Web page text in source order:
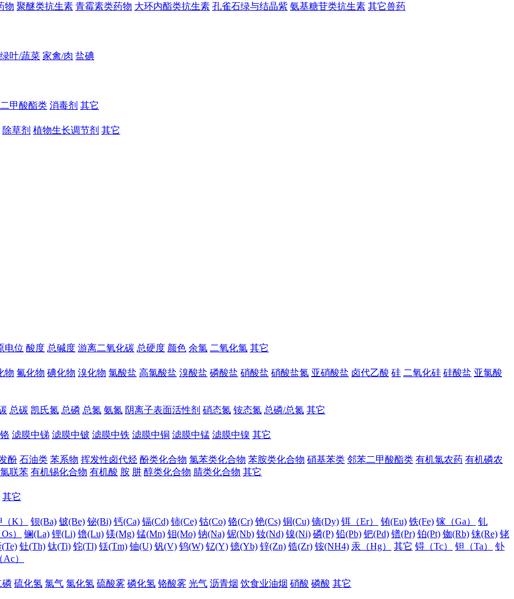
物 聚醚类抗生素 青霉素类药物 大环内酯类抗生素 孔雀石绿与结晶紫 氨基糖苷类抗生素 其它兽药
绿叶/蔬菜 家禽/肉 盐碘
甲酸酯类 消毒剂 其它
除草剂 植物生长调节剂 其它
电位 酸度 总碱度 游离二氧化碳 总硬度 颜色 余氯 二氧化氯 其它
物 氟化物 碘化物 溴化物 氯酸盐 高氯酸盐 溴酸盐 磷酸盐 硝酸盐 硝酸盐氮 亚硝酸盐 卤代乙酸 硅 二氧化硅 硅酸盐 亚氯酸
总碳 凯氏氮 总磷 总氮 氨氮 阴离子表面活性剂 硝态氮 铵态氮 总磷/总氮 其它
滤膜中锑 滤膜中铍 滤膜中铁 滤膜中铜 滤膜中锰 滤膜中镍 其它
酚 石油类 苯系物 挥发性卤代烃 酚类化合物 氯苯类化合物 苯胺类化合物 硝基苯类 邻苯二甲酸酯类 有机氯农药 有机磷农
联苯 有机锡化合物 有机酸 胺 肼 醇类化合物 腈类化合物 其它
其它
K） 钡(Ba) 铍(Be) 铋(Bi) 钙(Ca) 镉(Cd) 铈(Ce) 钴(Co) 铬(Cr) 铯(Cs) 铜(Cu) 镝(Dy) 铒（Er） 铕(Eu) 铁(Fe) 镓（Ga）
钆
） 镧(La) 锂(Li) 镥(Lu) 镁(Mg) 锰(Mn) 钼(Mo) 钠(Na) 铌(Nb) 钕(Nd) 镍(Ni) 磷(P) 铅(Pb) 钯(Pd) 镨(Pr) 铂(Pt) 铷(Rb) 铼(Re) 铑
钍(Th) 钛(Ti) 铊(Tl) 铥(Tm) 铀(U) 钒(V) 钨(W) 钇(Y) 镱(Yb) 锌(Zn) 锆(Zr) 铵(NH4) 汞（Hg） 其它 锝（Tc） 钽（Ta）
钋
）
磷 硫化氢 氯气 氯化氢 硫酸雾 磷化氢 铬酸雾 光气 沥青烟 饮食业油烟 硝酸 磷酸 其它